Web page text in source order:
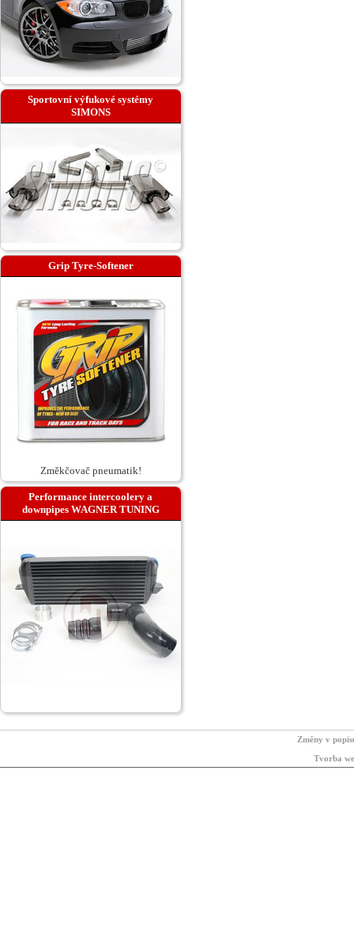
Sportovní výfukové systémy
SIMONS
Grip Tyre-Softener
Změkčovač pneumatik!
Performance intercoolery a
downpipes WAGNER TUNING
Změny v
Tvorba